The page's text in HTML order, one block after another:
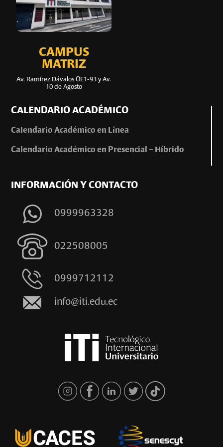
CAMPUS
MATRIZ
Av. Ramírez Dávalos OE1-93 y Av.
10 de Agosto
CALENDARIO ACADÉMICO
Calendario Académico en Línea
Calendario Académico en Presencial – Híbrido
INFORMACIÓN Y CONTACTO
0999963328
022508005
0999712112
info@iti.edu.ec